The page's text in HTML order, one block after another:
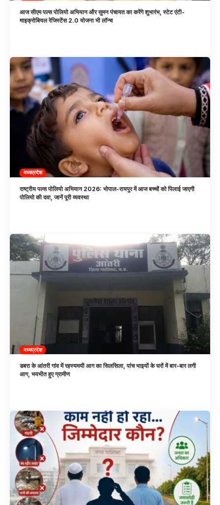
आज सीएम पल्स पोलियो अभियान और सुमन पंचायत का करेंगे शुभारंभ, स्टेट एंटी-
माइक्रोबियल रेजिस्टेंस 2.0 योजना भी लॉन्च
मध्यप्रदेश
राष्ट्रीय पल्स पोलियो अभियान 2026: भोपाल-रायपुर में आज बच्चों को पिलाई जाएगी
पोलियो की दवा, जानें पूरी व्यवस्था
मध्यप्रदेश
डबरा के आंतरी गांव में रहस्यमयी आग का सिलसिला, पांच भाइयों के घरों में बार-बार लगी
आग, भयभीत हुए ग्रामीण